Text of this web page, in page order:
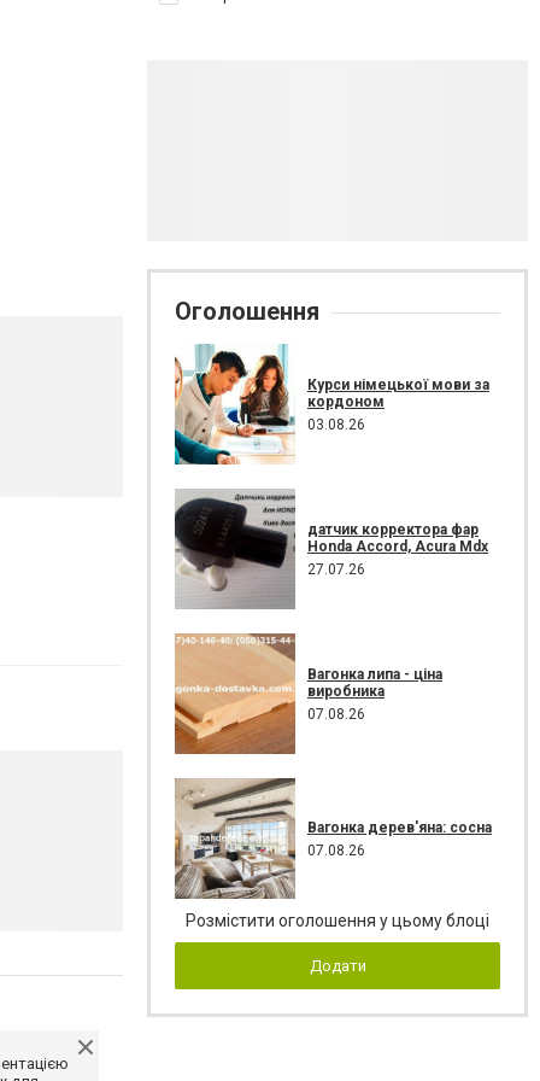
Оголошення
Курси німецької мови за
кордоном
03.08.26
датчик корректора фар
Honda Accord, Acura Mdx
27.07.26
Вагонка липа - ціна
виробника
07.08.26
Вагонка дерев'яна: сосна
07.08.26
Розмістити оголошення у цьому блоці
Додати